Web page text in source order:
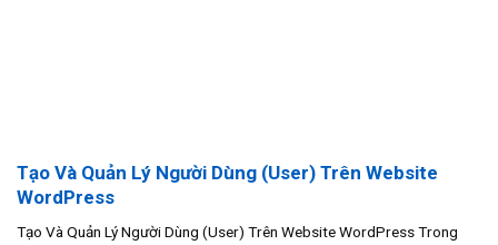
Tạo Và Quản Lý Người Dùng (User) Trên Website
WordPress
Tạo Và Quản Lý Người Dùng (User) Trên Website WordPress Trong